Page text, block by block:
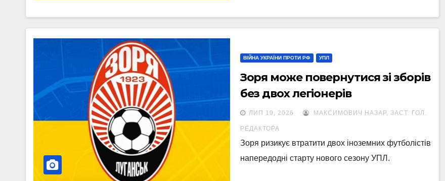
ВІЙНА УКРАЇНИ ПРОТИ РФ УПЛ
Зоря може повернутися зі зборів
без двох легіонерів
ЛИП 19, 2026 МАКСИМОВИЧ НАЗАР, ЗАСТ. ГОЛ.
РЕДАКТОРА
Зоря ризикує втратити двох іноземних футболістів
напередодні старту нового сезону УПЛ.